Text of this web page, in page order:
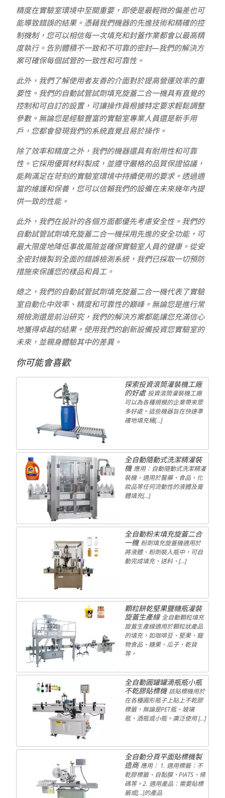
精度在實驗室環境中至關重要，即使是最輕微的偏差也可
能導致錯誤的結果。憑藉我們機器的先進技術和精確的控
制機制，您可以相信每一次填充和封蓋作業都會以最高精
度執行。告別體積不一致和不可靠的密封—我們的解決方
案可確保每個試管的一致性和可靠性。
此外，我們了解使用者友善的介面對於提高營運效率的重
要性。我們的自動試管試劑填充旋蓋二合一機具有直覺的
控制和可自訂的設置，可讓操作員根據特定要求輕鬆調整
參數。無論您是經驗豐富的實驗室專業人員還是新手用
戶，您都會發現我們的系統直覺且易於操作。
除了效率和精度之外，我們的機器還具有耐用性和可靠
性。它採用優質材料製成，並遵守嚴格的品質保證協議，
能夠滿足在苛刻的實驗室環境中持續使用的要求。透過適
當的維護和保養，您可以信賴我們的設備在未來幾年內提
供一致的性能。
此外，我們在設計的各個方面都優先考慮安全性。我們的
自動試管試劑填充旋蓋二合一機採用先進的安全功能，可
最大限度地降低事故風險並確保實驗室人員的健康。從安
全密封機製到全面的錯誤檢測系統，我們已採取一切預防
措施來保護您的樣品和員工。
總之，我們的自動試管試劑填充旋蓋二合一機代表了實驗
室自動化中效率、精度和可靠性的巔峰。無論您是進行常
規檢測還是前沿研究，我們的解決方案都能讓您充滿信心
地獲得卓越的結果。使用我們的創新設備投資您實驗室的
未來，並親身體驗其中的差異。
你可能會喜歡
探索投資滾筒灌裝機工廠
的好處 投資滾筒灌裝機工廠
可以為各種規模的企業帶來眾
多好處。這些機器旨在快速準
確地填充桶[...]
全自動隨動式洗潔精灌裝
機 應用：自動隨動式洗潔精灌
裝機，適用於醫藥、食品、化
妝品等任何流動性的液體及膏
體填充[…]
全自動粉末填充旋蓋二合
一機 粉劑填充旋蓋機適用於
將液體、粉劑裝入瓶中，可自
動完成填充、送料、[…]
顆粒餅乾堅果鹽糖瓶灌裝
旋蓋生產線 全自動顆粒填充
旋蓋生產線適用於顆粒狀產品
的填充，如咖啡豆、堅果、寵
物食品、糖果、瓜子、乾貨
等。
全自動圓罐罐滴瓶瓶小瓶
不乾膠貼標機 該貼標機用於
在各種圓形瓶子上貼上不乾膠
標籤，無論是PET瓶、玻璃
瓶、酒瓶或小瓶。廣泛使用 […]
全自動分頁平面貼標機製
造商 應用： 1. 適用標籤：不
乾膠標籤、自黏膜、PIATS、條
碼等。2. 適用產品：需要貼標
籤或[…]的產品